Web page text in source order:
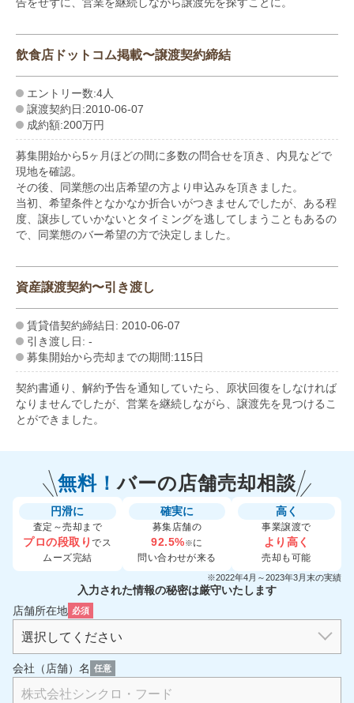
飲食店ドットコム掲載〜譲渡契約締結
エントリー数:4人
譲渡契約日:2010-06-07
成約額:200万円
募集開始から5ヶ月ほどの間に多数の問合せを頂き、内見などで
現地を確認。
その後、同業態の出店希望の方より申込みを頂きました。
当初、希望条件となかなか折合いがつきませんでしたが、ある程
度、譲歩していかないとタイミングを逃してしまうこともあるの
で、同業態のバー希望の方で決定しました。
資産譲渡契約〜引き渡し
賃貸借契約締結日: 2010-06-07
引き渡し日: -
募集開始から売却までの期間:115日
契約書通り、解約予告を通知していたら、原状回復をしなければ
なりませんでしたが、営業を継続しながら、譲渡先を見つけるこ
とができました。
無料！バーの店舗売却相談
円滑に
査定～売却まで
プロの段取りでス
ムーズ完結
確実に
募集店舗の
92.5%※に
問い合わせが来る
高く
事業譲渡で
より高く
売却も可能
※2022年4月～2023年3月末の実績
入力された情報の秘密は厳守いたします
店舗所在地 必須
会社（店舗）名 任意